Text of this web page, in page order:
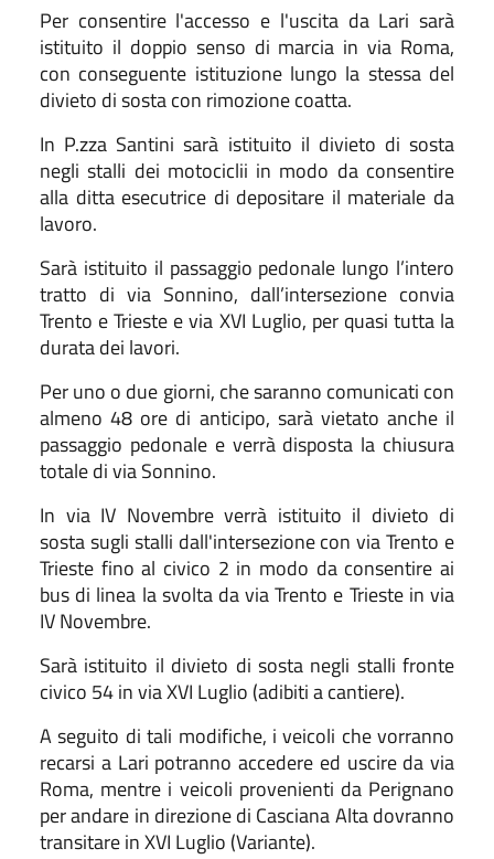
Per consentire l'accesso e l'uscita da Lari sarà
istituito il doppio senso di marcia in via Roma,
con conseguente istituzione lungo la stessa del
divieto di sosta con rimozione coatta.
In P.zza Santini sarà istituito il divieto di sosta
negli stalli dei motociclii in modo da consentire
alla ditta esecutrice di depositare il materiale da
lavoro.
Sarà istituito il passaggio pedonale lungo l’intero
tratto di via Sonnino, dall’intersezione convia
Trento e Trieste e via XVI Luglio, per quasi tutta la
durata dei lavori.
Per uno o due giorni, che saranno comunicati con
almeno 48 ore di anticipo, sarà vietato anche il
passaggio pedonale e verrà disposta la chiusura
totale di via Sonnino.
In via IV Novembre verrà istituito il divieto di
sosta sugli stalli dall'intersezione con viaTrento e
Trieste fino al civico 2 in modo da consentire ai
bus di linea la svolta da via Trento e Trieste in via
IV Novembre.
Sarà istituito il divieto di sosta negli stalli fronte
civico 54 in via XVI Luglio (adibiti a cantiere).
A seguito di tali modifiche, i veicoli che vorranno
recarsi a Lari potranno accedere ed uscire da via
Roma, mentre i veicoli provenienti da Perignano
per andare in direzione di Casciana Alta dovranno
transitare in XVI Luglio (Variante).